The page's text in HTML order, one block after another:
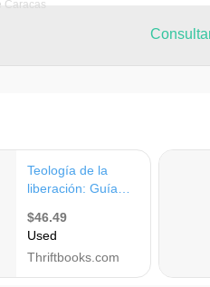
Caracas